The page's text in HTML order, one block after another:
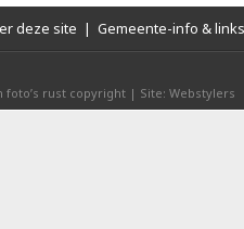
deze site | Gemeente-info & links
foto’s rust copyright | Site: Webstylers